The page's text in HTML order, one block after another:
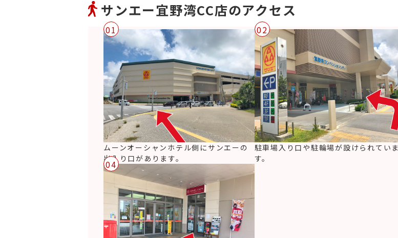
サンエー宜野湾CC店のアクセス
01
ムーンオーシャンホテル側にサンエーの
出入り口があります。
02
駐車場入り口や駐輪場が設けられていま
す。
04